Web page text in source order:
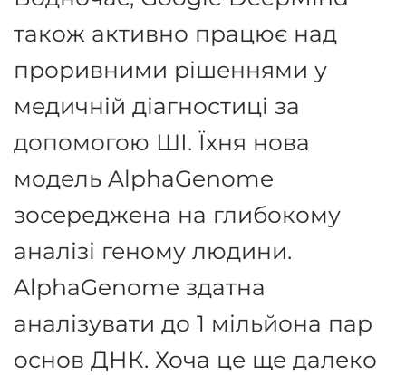
також активно працює над
проривними рішеннями у
медичній діагностиці за
допомогою ШІ. Їхня нова
модель AlphaGenome
зосереджена на глибокому
аналізі геному людини.
AlphaGenome здатна
аналізувати до 1 мільйона пар
основ ДНК. Хоча це ще далеко